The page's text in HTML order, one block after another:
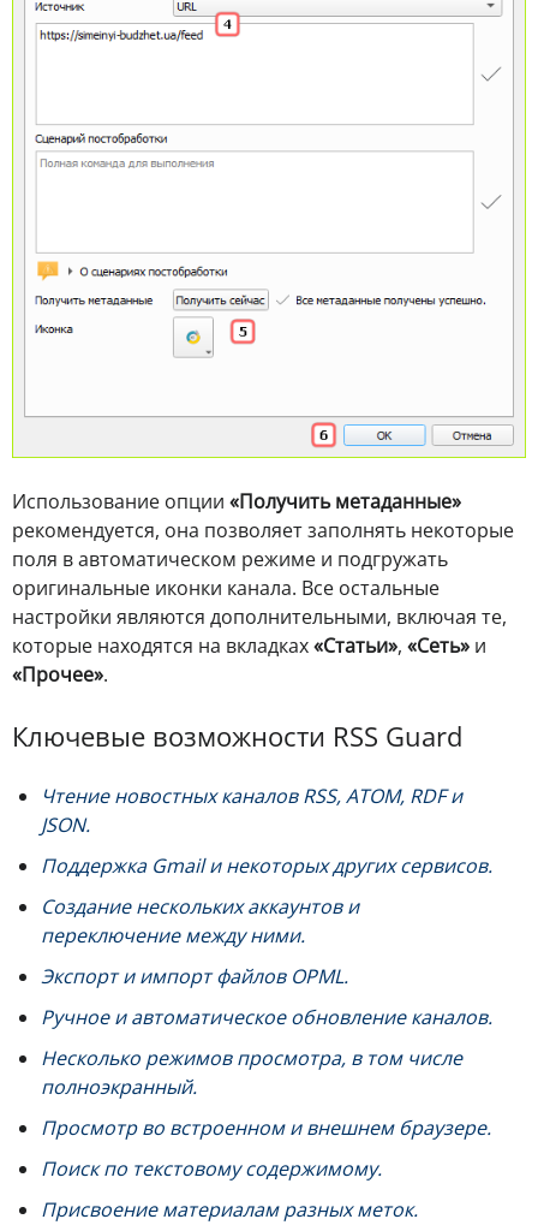
Использование опции «Получить метаданные»
рекомендуется, она позволяет заполнять некоторые
поля в автоматическом режиме и подгружать
оригинальные иконки канала. Все остальные
настройки являются дополнительными, включая те,
которые находятся на вкладках«Статьи», «Сеть» и
«Прочее».
Ключевые возможности RSS Guard
Чтение новостных каналов RSS, ATOM, RDF и
JSON.
Поддержка Gmail и некоторых других сервисов.
Создание нескольких аккаунтов и
переключение между ними.
Экспорт и импорт файлов OPML.
Ручное и автоматическое обновление каналов.
Несколько режимов просмотра, в том числе
полноэкранный.
Просмотр во встроенном и внешнем браузере.
Поиск по текстовому содержимому.
Присвоение материалам разных меток.